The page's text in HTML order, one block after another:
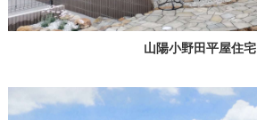
山陽小野田平屋住宅